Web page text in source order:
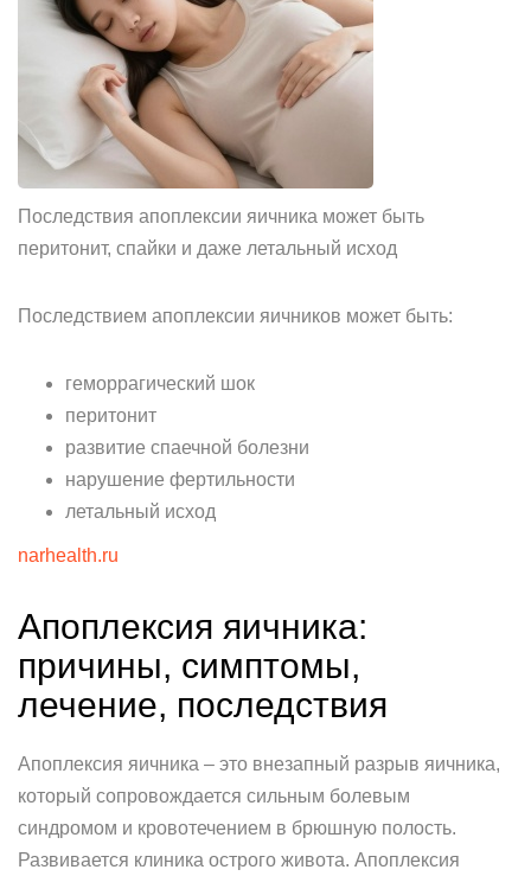
Последствия апоплексии яичника может быть
перитонит, спайки и даже летальный исход
Последствием апоплексии яичников может быть:
геморрагический шок
перитонит
развитие спаечной болезни
нарушение фертильности
летальный исход
narhealth.ru
Апоплексия яичника:
причины, симптомы,
лечение, последствия
Апоплексия яичника – это внезапный разрыв яичника,
который сопровождается сильным болевым
синдромом и кровотечением в брюшную полость.
Развивается клиника острого живота. Апоплексия